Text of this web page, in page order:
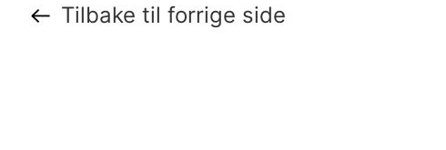
Tilbake til forrige side